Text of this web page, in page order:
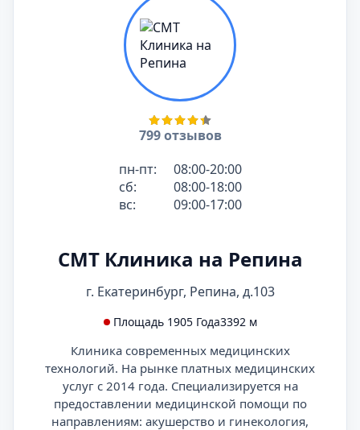
799 отзывов
пн-пт:
08:00-20:00
сб:
08:00-18:00
вс:
09:00-17:00
СМТ Клиника на Репина
г. Екатеринбург, Репина, д.103
Площадь 1905 Года3392 м
Клиника современных медицинских
технологий. На рынке платных медицинских
услуг с 2014 года. Специализируется на
предоставлении медицинской помощи по
направлениям: акушерство и гинекология,